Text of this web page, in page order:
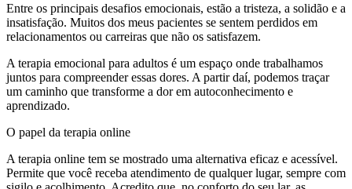
Entre os principais desafios emocionais, estão a tristeza, a solidão e a
insatisfação. Muitos dos meus pacientes se sentem perdidos em
relacionamentos ou carreiras que não os satisfazem.
A terapia emocional para adultos é um espaço onde trabalhamos
juntos para compreender essas dores. A partir daí, podemos traçar
um caminho que transforme a dor em autoconhecimento e
aprendizado.
O papel da terapia online
A terapia online tem se mostrado uma alternativa eficaz e acessível.
Permite que você receba atendimento de qualquer lugar, sempre com